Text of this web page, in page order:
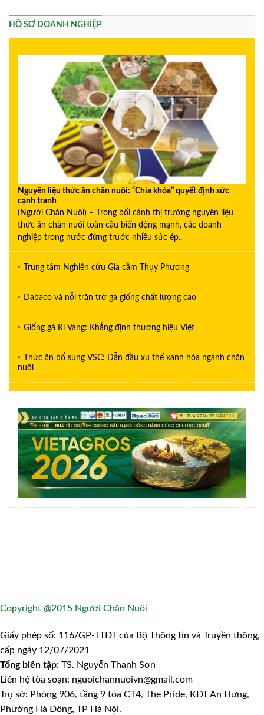
HỒ SƠ DOANH NGHIỆP
Nguyên liệu thức ăn chăn nuôi: “Chìa khóa” quyết định sức
cạnh tranh
(Người Chăn Nuôi) – Trong bối cảnh thị trường nguyên liệu
thức ăn chăn nuôi toàn cầu biến động mạnh, các doanh
nghiệp trong nước đứng trước nhiều sức ép..
Trung tâm Nghiên cứu Gia cầm Thụy Phương
Dabaco và nỗi trăn trở gà giống chất lượng cao
Giống gà Ri Vàng: Khẳng định thương hiệu Việt
Thức ăn bổ sung VSC: Dẫn đầu xu thế xanh hóa ngành chăn
nuôi
Copyright @2015 Người Chăn Nuôi
Giấy phép số: 116/GP-TTĐT của Bộ Thông tin và Truyền thông,
cấp ngày 12/07/2021
Tổng biên tập: TS. Nguyễn Thanh Sơn
Liên hệ tòa soạn: nguoichannuoivn@gmail.com
Trụ sở: Phòng 906, tầng 9 tòa CT4, The Pride, KĐT An Hưng,
Phường Hà Đông, TP Hà Nội.